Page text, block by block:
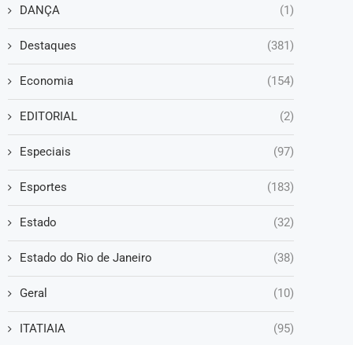
DANÇA (1)
Destaques (381)
Economia (154)
EDITORIAL (2)
Especiais (97)
Esportes (183)
Estado (32)
Estado do Rio de Janeiro (38)
Geral (10)
ITATIAIA (95)